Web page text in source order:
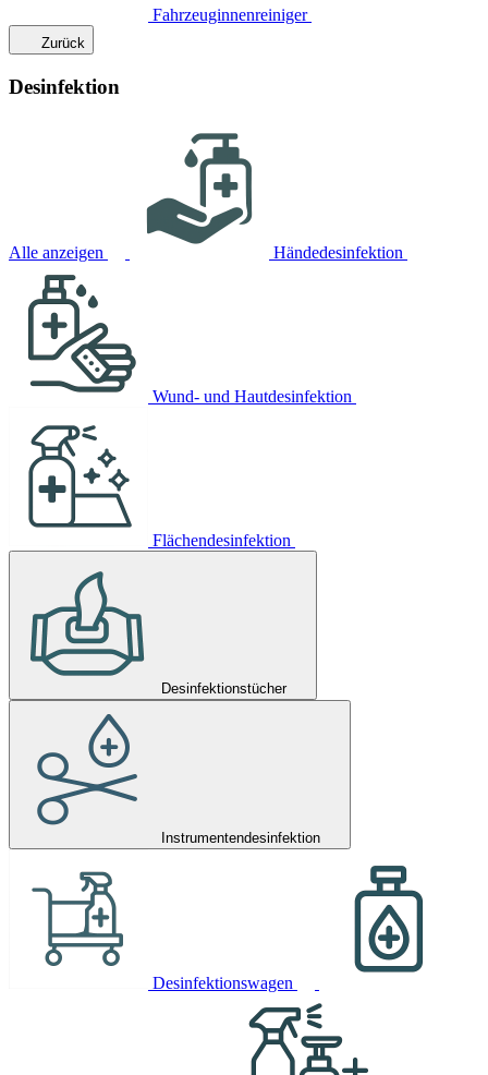
Fahrzeuginnenreiniger
Zurück
Desinfektion
Alle anzeigen Händedesinfektion
Wund- und Hautdesinfektion
Flächendesinfektion
Desinfektionstücher
Instrumentendesinfektion
Desinfektionswagen